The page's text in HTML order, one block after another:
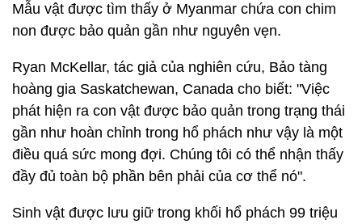
Mẫu vật được tìm thấy ở Myanmar chứa con chim
non được bảo quản gần như nguyên vẹn.
Ryan McKellar, tác giả của nghiên cứu, Bảo tàng
hoàng gia Saskatchewan, Canada cho biết: "Việc
phát hiện ra con vật được bảo quản trong trạng thái
gần như hoàn chỉnh trong hổ phách như vậy là một
điều quá sức mong đợi. Chúng tôi có thể nhận thấy
đầy đủ toàn bộ phần bên phải của cơ thể nó".
Sinh vật được lưu giữ trong khối hổ phách 99 triệu